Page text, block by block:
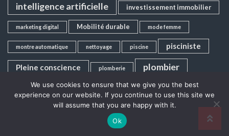
intelligence artificielle investissement immobilier
marketing digital Mobilité durable mode femme
montre automatique nettoyage piscine pisciniste
Pleine conscience plomberie plombier
Pompe à chaleur restaurant santé Santé mentale
spectacle spectacle visuel
Stratégie Digitale
We use cookies to ensure that we give you the best
experience on our website. If you continue to use this site we
will assume that you are happy with it.
Ok